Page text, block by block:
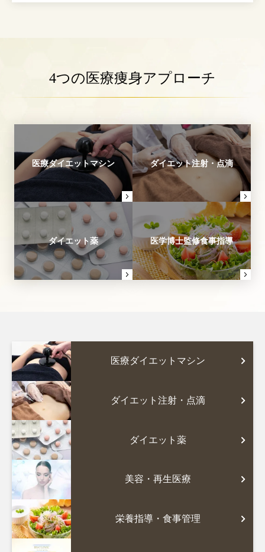
4つの医療痩身アプローチ
医療ダイエットマシン ダイエット注射・点滴
ダイエット薬 医学博士監修食事指導
医療ダイエットマシン
ダイエット注射・点滴
ダイエット薬
美容・再生医療
栄養指導・食事管理